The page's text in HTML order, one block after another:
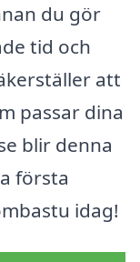
du gör
tid och
att
passar dina
blir denna
första
idag!